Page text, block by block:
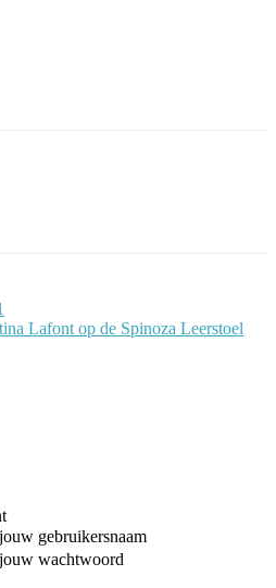
Lafont op de Spinoza Leerstoel
jouw gebruikersnaam
jouw wachtwoord